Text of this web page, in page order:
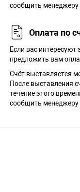
сообщить менеджеру
Оплата по
Если вас
предложить вам
Счёт выставляется
После выставления
течение этого
сообщить менеджеру